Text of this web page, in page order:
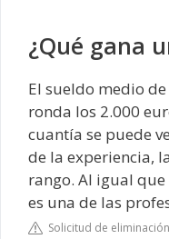
¿Qué gana
El sueldo medio
ronda los 2.000
cuantía se puede
de la experiencia,
rango. Al igual
es una de las
Solicitud de eliminación